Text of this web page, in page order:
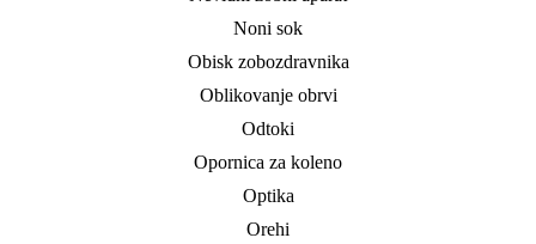
Noni sok
Obisk zobozdravnika
Oblikovanje obrvi
Odtoki
Opornica za koleno
Optika
Orehi